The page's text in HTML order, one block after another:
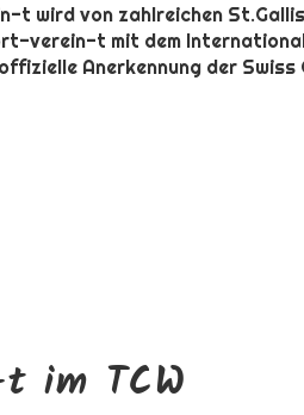
t wird von zahlreichen
verein-t mit dem
Anerkennung der
im TCW